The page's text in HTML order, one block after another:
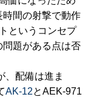
間の射撃で動作
というコンセプ
問題がある点は否
配備は進ま
AK-12とAEK-971